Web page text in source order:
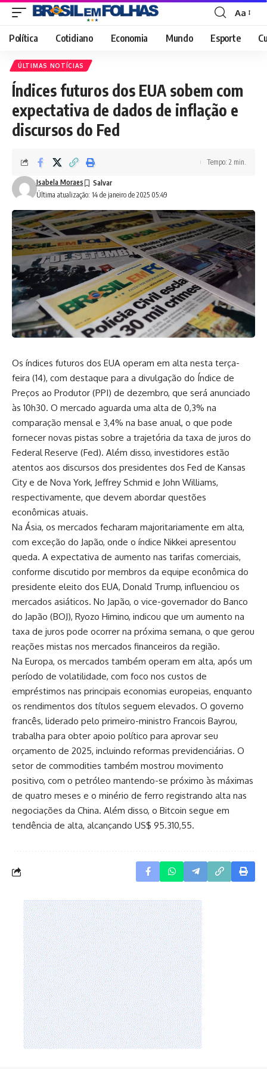
Font
Resizer
Aa
Política Cotidiano Economia Mundo Esporte
ÚLTIMAS NOTÍCIAS
Índices futuros dos EUA sobem com
expectativa de dados de inflação e
discursos do Fed
Última atualização: 14 de janeiro de 2025 05:49
Isabela Moraes
Tempo: 2 min.
Os índices futuros dos EUA operam em alta nesta terça-
feira (14), com destaque para a divulgação do Índice de
Preços ao Produtor (PPI) de dezembro, que será anunciado
às 10h30. O mercado aguarda uma alta de 0,3% na
comparação mensal e 3,4% na base anual, o que pode
fornecer novas pistas sobre a trajetória da taxa de juros do
Federal Reserve (Fed). Além disso, investidores estão
atentos aos discursos dos presidentes dos Fed de Kansas
City e de Nova York, Jeffrey Schmid e John Williams,
respectivamente, que devem abordar questões
econômicas atuais.
Na Ásia, os mercados fecharam majoritariamente em alta,
com exceção do Japão, onde o índice Nikkei apresentou
queda. A expectativa de aumento nas tarifas comerciais,
conforme discutido por membros da equipe econômica do
presidente eleito dos EUA, Donald Trump, influenciou os
mercados asiáticos. No Japão, o vice-governador do Banco
do Japão (BOJ), Ryozo Himino, indicou que um aumento na
taxa de juros pode ocorrer na próxima semana, o que gerou
reações mistas nos mercados financeiros da região.
Na Europa, os mercados também operam em alta, após um
período de volatilidade, com foco nos custos de
empréstimos nas principais economias europeias, enquanto
os rendimentos dos títulos seguem elevados. O governo
francês, liderado pelo primeiro-ministro Francois Bayrou,
trabalha para obter apoio político para aprovar seu
orçamento de 2025, incluindo reformas previdenciárias. O
setor de commodities também mostrou movimento
positivo, com o petróleo mantendo-se próximo às máximas
de quatro meses e o minério de ferro registrando alta nas
negociações da China. Além disso, o Bitcoin segue em
tendência de alta, alcançando US$ 95.310,55.